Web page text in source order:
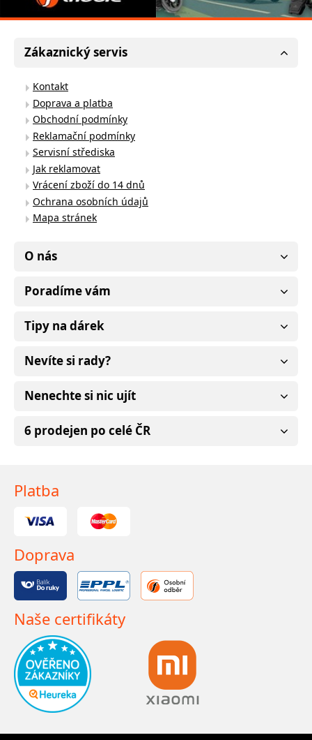
Zákaznický servis
Kontakt
Doprava a platba
Obchodní podmínky
Reklamační podmínky
Servisní střediska
Jak reklamovat
Vrácení zboží do 14 dnů
Ochrana osobních údajů
Mapa stránek
O nás
Poradíme vám
Tipy na dárek
Nevíte si rady?
Nenechte si nic ujít
6 prodejen po celé ČR
Platba
Doprava
Naše certifikáty